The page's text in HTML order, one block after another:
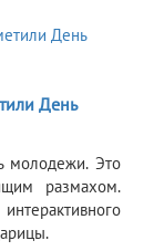
День
молодежи. Это
размахом.